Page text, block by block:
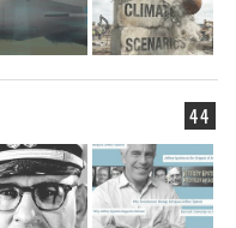
44